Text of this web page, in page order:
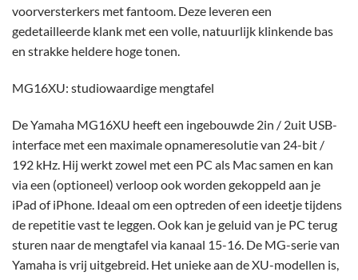
voorversterkers met fantoom. Deze leveren een
gedetailleerde klank met een volle, natuurlijk klinkende bas
en strakke heldere hoge tonen.
MG16XU: studiowaardige mengtafel
De Yamaha MG16XU heeft een ingebouwde 2in / 2uit USB-
interface met een maximale opnameresolutie van 24-bit /
192 kHz. Hij werkt zowel met een PC als Mac samen en kan
via een (optioneel) verloop ook worden gekoppeld aan je
iPad of iPhone. Ideaal om een optreden of een ideetje tijdens
de repetitie vast te leggen. Ook kan je geluid van je PC terug
sturen naar de mengtafel via kanaal 15-16. De MG-serie van
Yamaha is vrij uitgebreid. Het unieke aan de XU-modellen is,